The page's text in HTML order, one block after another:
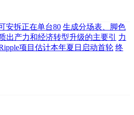
安拆正在单台80 生成分场表、脚色
出产力和经济转型升级的主要引
力
项目估计本年夏日启动首轮 终